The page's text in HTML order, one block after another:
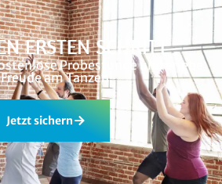
ERSTEN SCHRITT
Probestunde und erlebe
am Tanzen!
Jetzt sichern